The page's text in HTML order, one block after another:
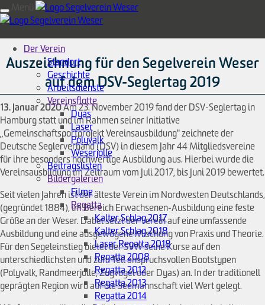
Der Verein
Standort
Geschichte
Arbeitsdienste
Vereinsflotte
Dyas
Laser
Polyvalk
Weserjolle
Beitragslisten
Bildergalerien
Filme
Regatta
Kalter Schlag 2017
Kalter Schlag 2018
Laser Regatta 2018
Regatta 2008
Regatta 2012
Regatta 2013
Regatta 2014
Auszeichnung für den Segelverein Weser
auf dem DSV-Seglertag 2019
13. Januar 2020Am 23. November 2019 fand der DSV-Seglertag in
Hamburg statt und im Rahmen seiner Initiative
„Gemeinschaftsportprojekt Vereinsausbildung" zeichnete der
Deutsche Seglerverband (DSV) in diesem Jahr 44 Mitgliedsvereine
für ihre besonders hochwertige Ausbildung aus. Hierbei wurde die
Vereinsausbildung im Zeitraum vom Juli 2017, bis Juni 2019 bewertet.
Seit vielen Jahren ist der älteste Verein im Nordwesten Deutschlands,
(gegründet 1884), im Bereich Erwachsenen-Ausbildung eine feste
Größe an der Weser. Dabei setzt der Verein auf eine umfassende
Ausbildung und eine ausgewogene Mischung von Praxis und Theorie.
Für den Segeleinstieg bietet der SVW seine Kurse auf den
unterschiedlichsten und zum Teil anspruchsvollen Bootstypen
(Polyvalk, Randmeerjolle, Zugvogel oder Dyas) an. In der traditionell
geprägten Region wird auf die Seemannschaft viel Wert gelegt.